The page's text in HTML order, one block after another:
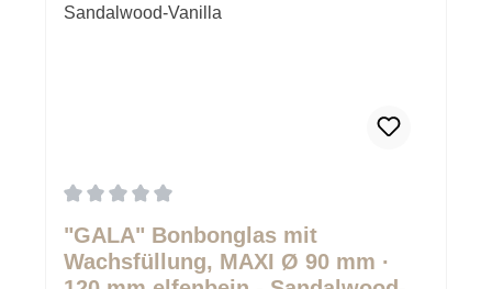
"GALA" Bonbonglas mit
Wachsfüllung, MAXI Ø 90 mm ·